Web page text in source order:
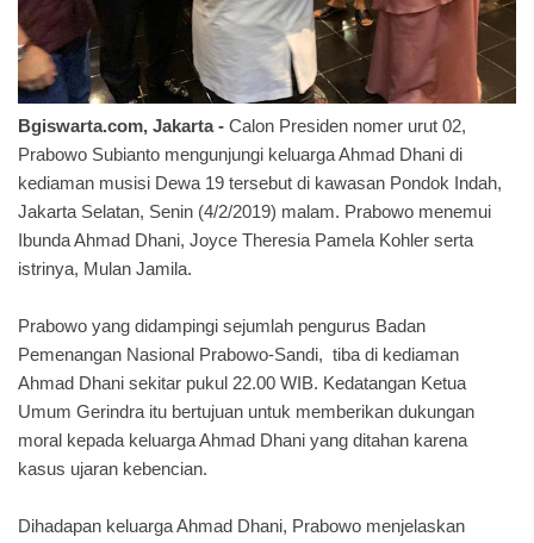
Bgiswarta.com, Jakarta - Calon Presiden nomer urut 02,
Prabowo Subianto mengunjungi keluarga Ahmad Dhani di
kediaman musisi Dewa 19 tersebut di kawasan Pondok Indah,
Jakarta Selatan, Senin (4/2/2019) malam. Prabowo menemui
Ibunda Ahmad Dhani, Joyce Theresia Pamela Kohler serta
istrinya, Mulan Jamila.
Prabowo yang didampingi sejumlah pengurus Badan
Pemenangan Nasional Prabowo-Sandi, tiba di kediaman
Ahmad Dhani sekitar pukul 22.00 WIB. Kedatangan Ketua
Umum Gerindra itu bertujuan untuk memberikan dukungan
moral kepada keluarga Ahmad Dhani yang ditahan karena
kasus ujaran kebencian.
Dihadapan keluarga Ahmad Dhani, Prabowo menjelaskan